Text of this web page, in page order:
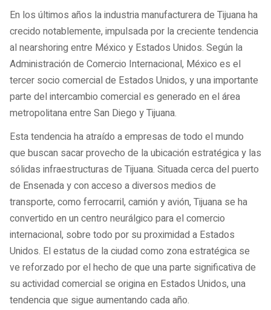
En los últimos años la industria manufacturera de Tijuana ha
crecido notablemente, impulsada por la creciente tendencia
al nearshoring entre México y Estados Unidos. Según la
Administración de Comercio Internacional, México es el
tercer socio comercial de Estados Unidos, y una importante
parte del intercambio comercial es generado en el área
metropolitana entre San Diego y Tijuana.
Esta tendencia ha atraído a empresas de todo el mundo
que buscan sacar provecho de la ubicación estratégica y las
sólidas infraestructuras de Tijuana. Situada cerca del puerto
de Ensenada y con acceso a diversos medios de
transporte, como ferrocarril, camión y avión, Tijuana se ha
convertido en un centro neurálgico para el comercio
internacional, sobre todo por su proximidad a Estados
Unidos. El estatus de la ciudad como zona estratégica se
ve reforzado por el hecho de que una parte significativa de
su actividad comercial se origina en Estados Unidos, una
tendencia que sigue aumentando cada año.